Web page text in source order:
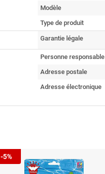
Modèle
Type de produit
Garantie légale
Personne responsable
Adresse postale
Adresse électronique
-5%